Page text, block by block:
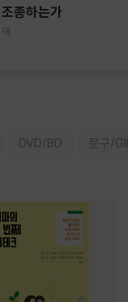
종하는가
DVD/BD 문구/